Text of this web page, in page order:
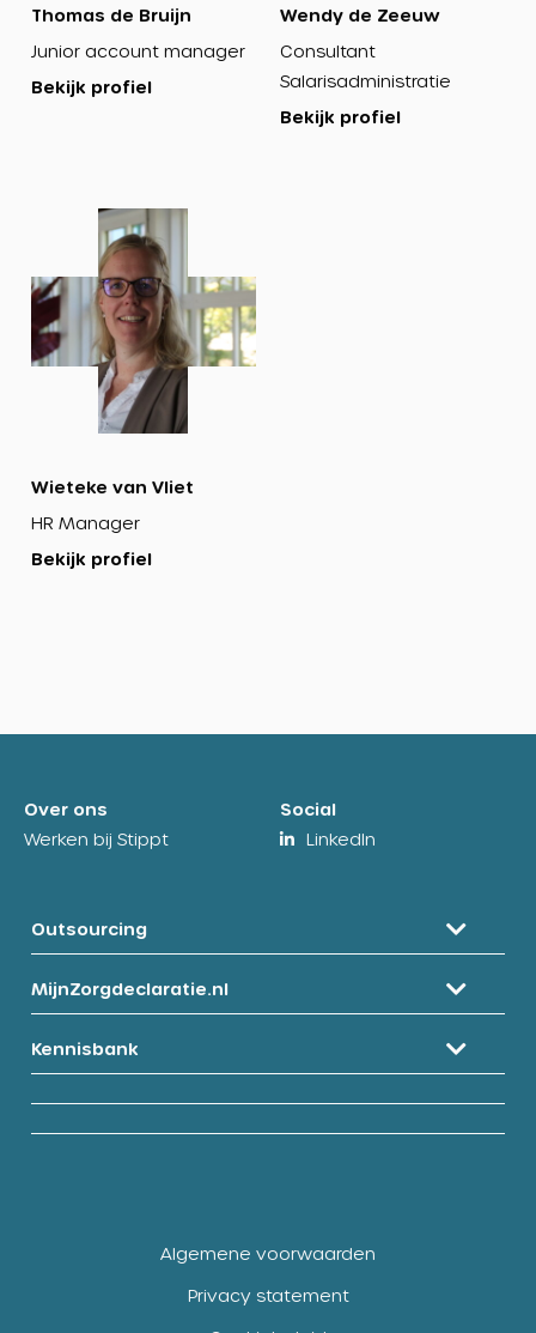
Thomas de Bruijn
Junior account manager
Bekijk profiel
Wendy de Zeeuw
Consultant
Salarisadministratie
Bekijk profiel
Wieteke van Vliet
HR Manager
Bekijk profiel
Over ons
Werken bij Stippt
Social
LinkedIn
Outsourcing
MijnZorgdeclaratie.nl
Kennisbank
Algemene voorwaarden
Privacy statement